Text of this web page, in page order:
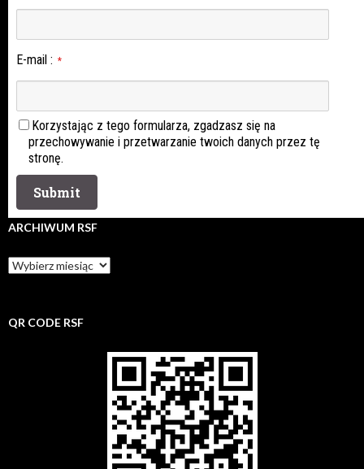
E-mail : *
Korzystając z tego formularza, zgadzasz się na
przechowywanie i przetwarzanie twoich danych przez tę
stronę.
ARCHIWUM RSF
Archiwum
rsf
QR CODE RSF